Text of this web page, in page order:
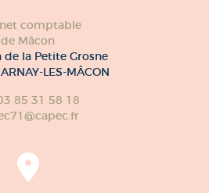
comptable
de Mâcon
de la Petite Grosne
LES-MÂCON
85 31 58 18